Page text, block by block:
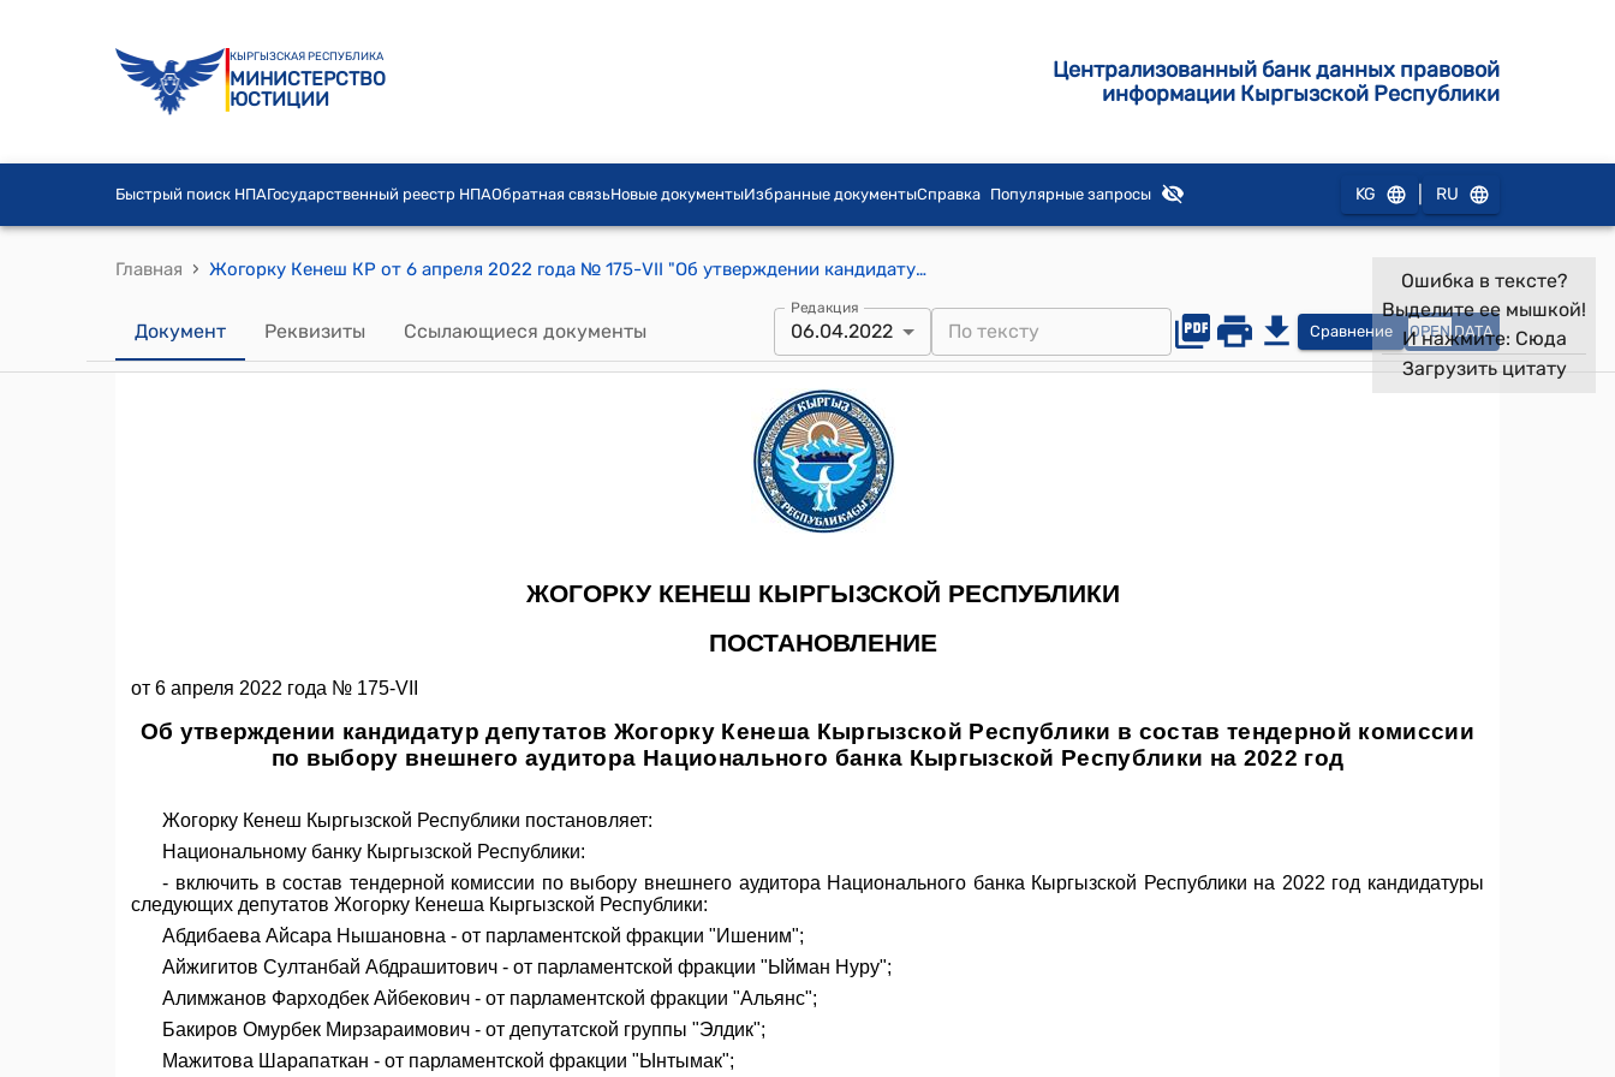
КЫРГЫЗСКАЯ РЕСПУБЛИКА
МИНИСТЕРСТВО
ЮСТИЦИИ
Централизованный банк данных правовой
информации Кыргызской Республики
Быстрый поиск НПАГосударственный реестр НПАОбратная связьНовые документыИзбранные документыСправка Популярные запросы KG RU
Главная › Жогорку Кенеш КР от 6 апреля 2022 года № 175-VII "Об утверждении кандидатур депутатов Жогорку Кенеша Кыргызской Республики в состав тендерной комиссии по выбору внешнего аудитора Национального банка Кыргызской Республики на 2022 год"
Документ Реквизиты Ссылающиеся документы
Редакция
06.04.2022 Сравнение OPEN DATA
Ошибка в тексте?
Выделите ее мышкой!
И нажмите: Сюда
Загрузить цитату